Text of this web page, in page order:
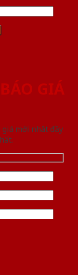
GIÁ
mới nhât đầy